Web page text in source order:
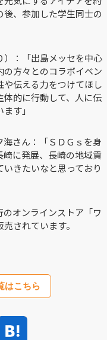
後、参加した学生同士の
）：「出島メッセを中心
の方々とのコラボイベン
や伝える力をつけてほし
的に行動して、人に伝
す」
さん：「ＳＤＧｓを身
に発展、長崎の地域貢
きたいなと思っており
のオンラインストア「ワ
されています。
はこちら